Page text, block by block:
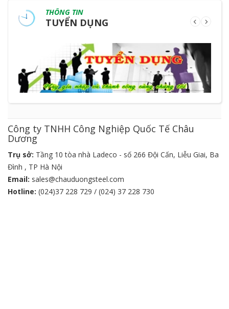
THÔNG TIN
TUYỂN DỤNG
Công ty TNHH Công Nghiệp Quốc Tế Châu
Dương
Trụ sở: Tầng 10 tòa nhà Ladeco - số 266 Đội Cấn, Liễu Giai, Ba
Đình , TP Hà Nội
Email: sales@chauduongsteel.com
Hotline: (024)37 228 729 / (024) 37 228 730